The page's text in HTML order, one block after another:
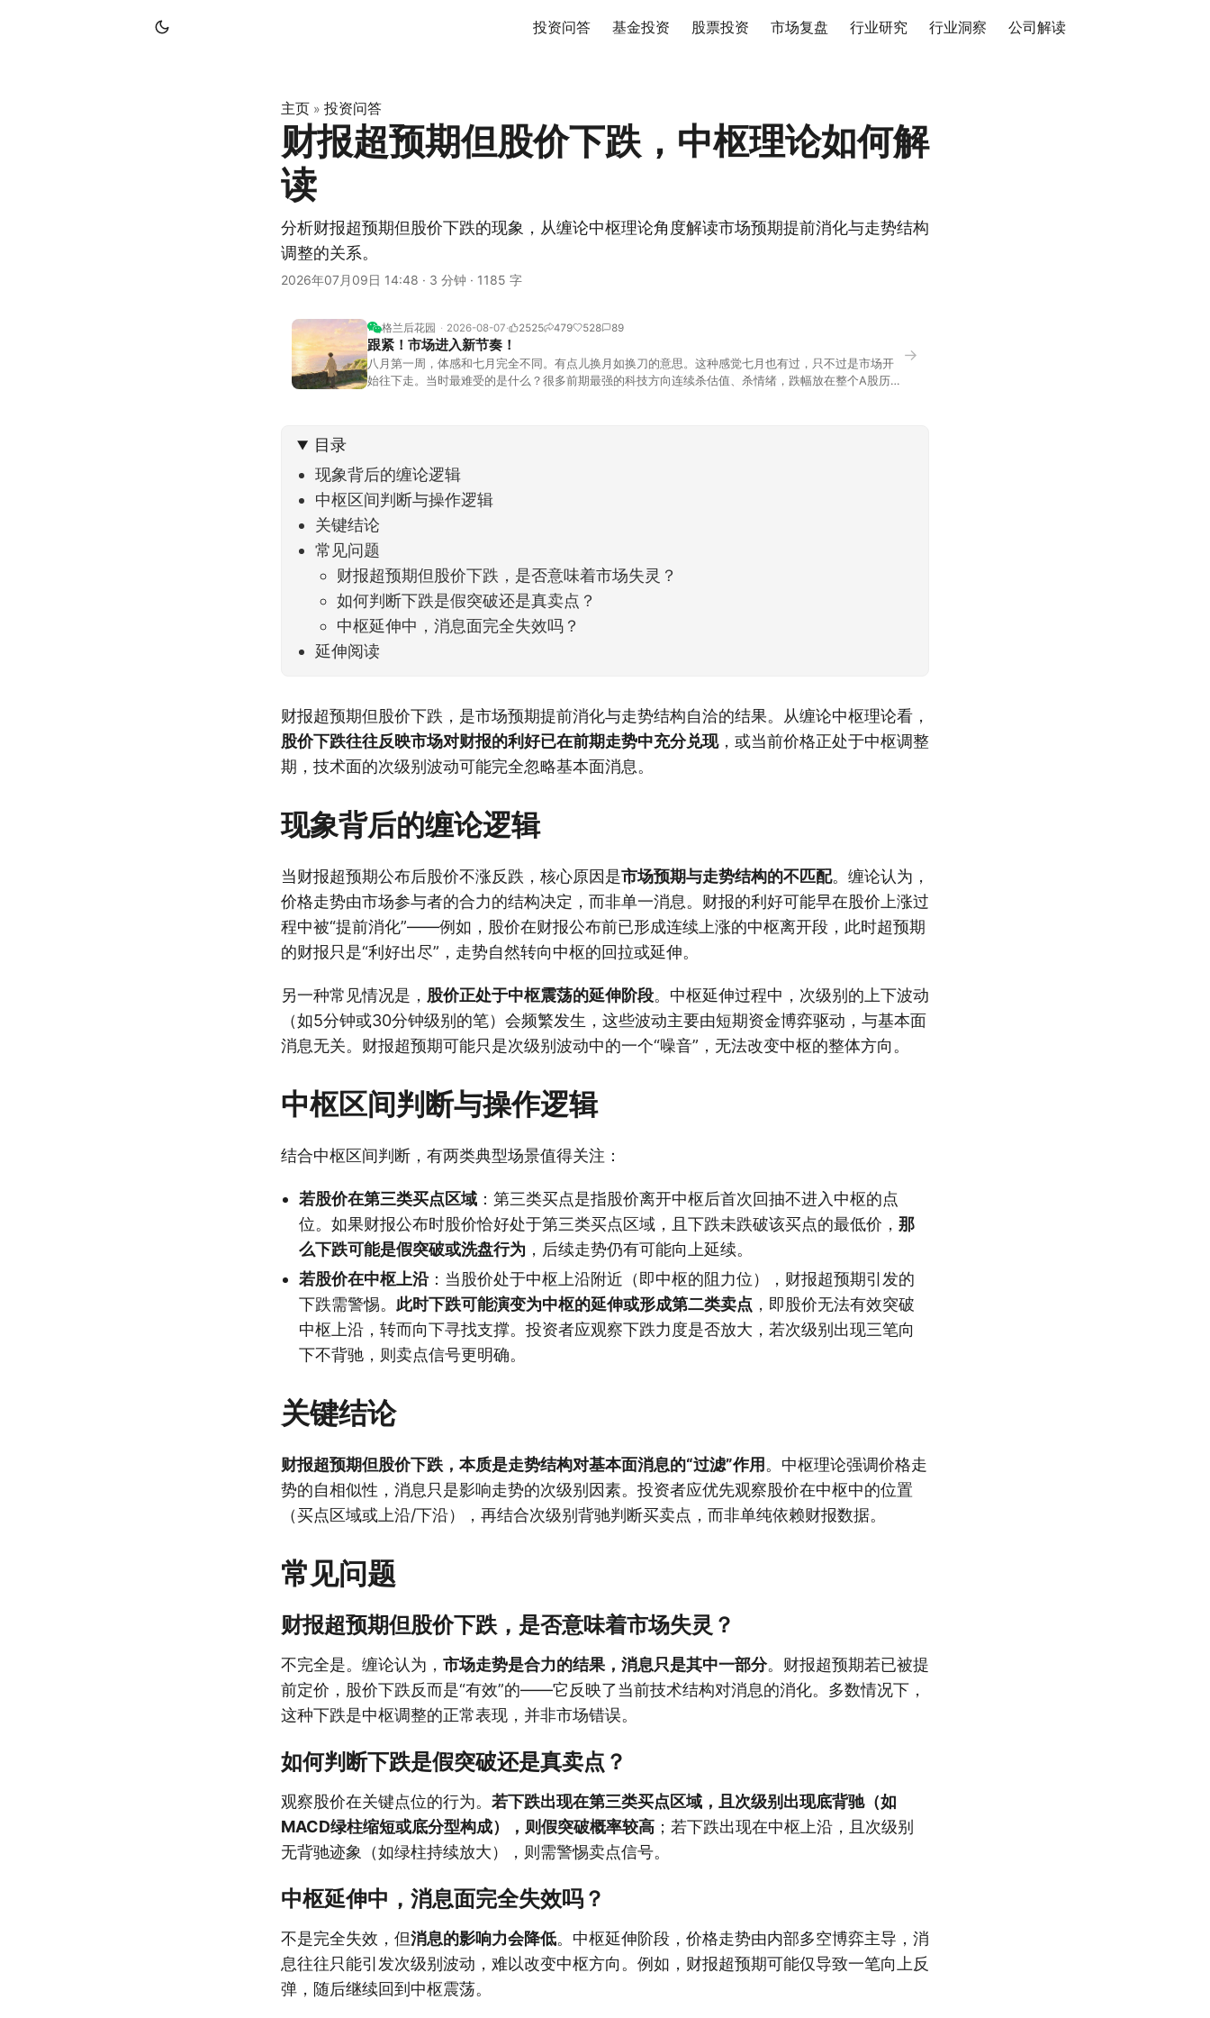
投资问答 基金投资 股票投资 市场复盘 行业研究 行业洞察 公司解读
主页 » 投资问答
财报超预期但股价下跌，中枢理论如何解
读
分析财报超预期但股价下跌的现象，从缠论中枢理论角度解读市场预期提前消化与走势结构
调整的关系。
2026年07月09日 14:48 · 3 分钟 · 1185 字
格兰后花园 2026-08-07 2525 479 528 89
跟紧！市场进入新节奏！
八月第一周，体感和七月完全不同。有点儿换月如换刀的意思。这种感觉七月也有过，只不过是市场开
始往下走。当时最难受的是什么？很多前期最强的科技方向连续杀估值、杀情绪，跌幅放在整个A股历史
→
目录
现象背后的缠论逻辑
中枢区间判断与操作逻辑
关键结论
常见问题
财报超预期但股价下跌，是否意味着市场失灵？
如何判断下跌是假突破还是真卖点？
中枢延伸中，消息面完全失效吗？
延伸阅读
财报超预期但股价下跌，是市场预期提前消化与走势结构自洽的结果。从缠论中枢理论看，
股价下跌往往反映市场对财报的利好已在前期走势中充分兑现，或当前价格正处于中枢调整
期，技术面的次级别波动可能完全忽略基本面消息。
现象背后的缠论逻辑
当财报超预期公布后股价不涨反跌，核心原因是市场预期与走势结构的不匹配。缠论认为，
价格走势由市场参与者的合力的结构决定，而非单一消息。财报的利好可能早在股价上涨过
程中被“提前消化”——例如，股价在财报公布前已形成连续上涨的中枢离开段，此时超预期
的财报只是“利好出尽”，走势自然转向中枢的回拉或延伸。
另一种常见情况是， 股价正处于中枢震荡的延伸阶段。中枢延伸过程中，次级别的上下波动
（如5分钟或30分钟级别的笔）会频繁发生，这些波动主要由短期资金博弈驱动，与基本面
消息无关。财报超预期可能只是次级别波动中的一个“噪音”，无法改变中枢的整体方向。
中枢区间判断与操作逻辑
结合中枢区间判断，有两类典型场景值得关注：
若股价在第三类买点区域 ：第三类买点是指股价离开中枢后首次回抽不进入中枢的点
位。如果财报公布时股价恰好处于第三类买点区域，且下跌未跌破该买点的最低价， 那
么下跌可能是假突破或洗盘行为 ，后续走势仍有可能向上延续。
若股价在中枢上沿：当股价处于中枢上沿附近（即中枢的阻力位），财报超预期引发的
下跌需警惕。 此时下跌可能演变为中枢的延伸或形成第二类卖点 ，即股价无法有效突破
中枢上沿，转而向下寻找支撑。投资者应观察下跌力度是否放大，若次级别出现三笔向
下不背驰，则卖点信号更明确。
关键结论
财报超预期但股价下跌，本质是走势结构对基本面消息的“过滤”作用。中枢理论强调价格走
势的自相似性，消息只是影响走势的次级别因素。投资者应优先观察股价在中枢中的位置
（买点区域或上沿/下沿），再结合次级别背驰判断买卖点，而非单纯依赖财报数据。
常见问题
财报超预期但股价下跌，是否意味着市场失灵？
不完全是。缠论认为， 市场走势是合力的结果，消息只是其中一部分。财报超预期若已被提
前定价，股价下跌反而是“有效”的——它反映了当前技术结构对消息的消化。多数情况下，
这种下跌是中枢调整的正常表现，并非市场错误。
如何判断下跌是假突破还是真卖点？
观察股价在关键点位的行为。 若下跌出现在第三类买点区域，且次级别出现底背驰（如
MACD绿柱缩短或底分型构成），则假突破概率较高 ；若下跌出现在中枢上沿，且次级别
无背驰迹象（如绿柱持续放大），则需警惕卖点信号。
中枢延伸中，消息面完全失效吗？
不是完全失效，但消息的影响力会降低。中枢延伸阶段，价格走势由内部多空博弈主导，消
息往往只能引发次级别波动，难以改变中枢方向。例如，财报超预期可能仅导致一笔向上反
弹，随后继续回到中枢震荡。